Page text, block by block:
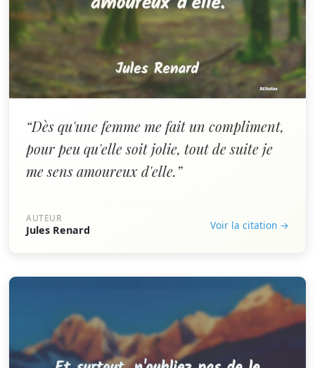
“Dès qu'une femme me fait un compliment,
pour peu qu'elle soit jolie, tout de suite je
me sens amoureux d'elle.”
AUTEUR
Jules Renard Voir la citation →